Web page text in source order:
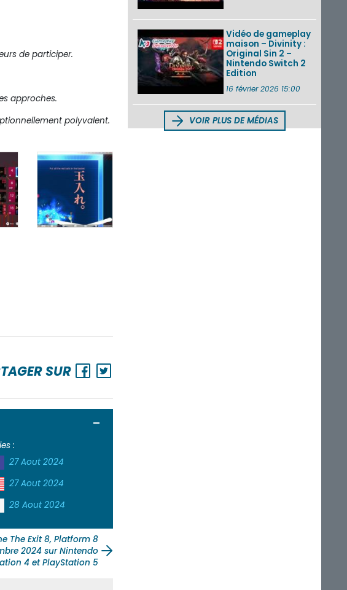
de participer.
approches.
polyvalent.
SUR
:
27 Aout 2024
27 Aout 2024
28 Aout 2024
The Exit 8, Platform 8
2024 sur Nintendo
4 et PlayStation 5
Vidéo de gameplay
maison – Divinity :
Original Sin 2 –
Nintendo Switch 2
Edition
16 février 2026 15:00
VOIR PLUS DE MÉDIAS